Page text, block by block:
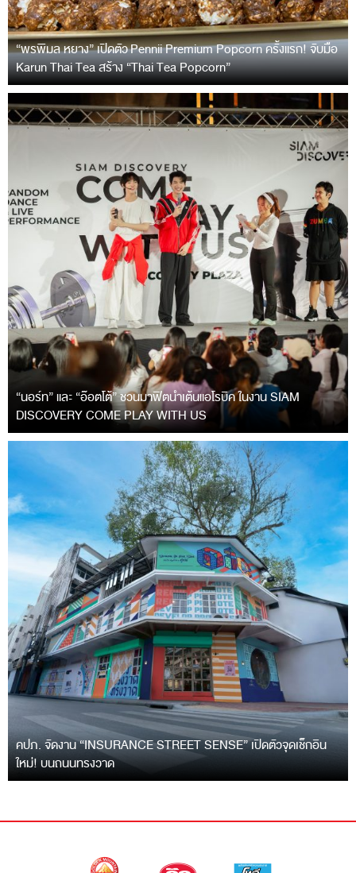
“พรพิมล หยาง” เปิดตัว Pennii Premium Popcorn ครั้งแรก! จับมือ
Karun Thai Tea สร้าง “Thai Tea Popcorn”
“นอร์ท” และ “อ๊อตโต้” ชวนมาฟิตนำเต้นแอโรบิค ในงาน SIAM
DISCOVERY COME PLAY WITH US
คปภ. จัดงาน “INSURANCE STREET SENSE” เปิดตัวจุดเช็กอิน
ใหม่! บนถนนทรงวาด